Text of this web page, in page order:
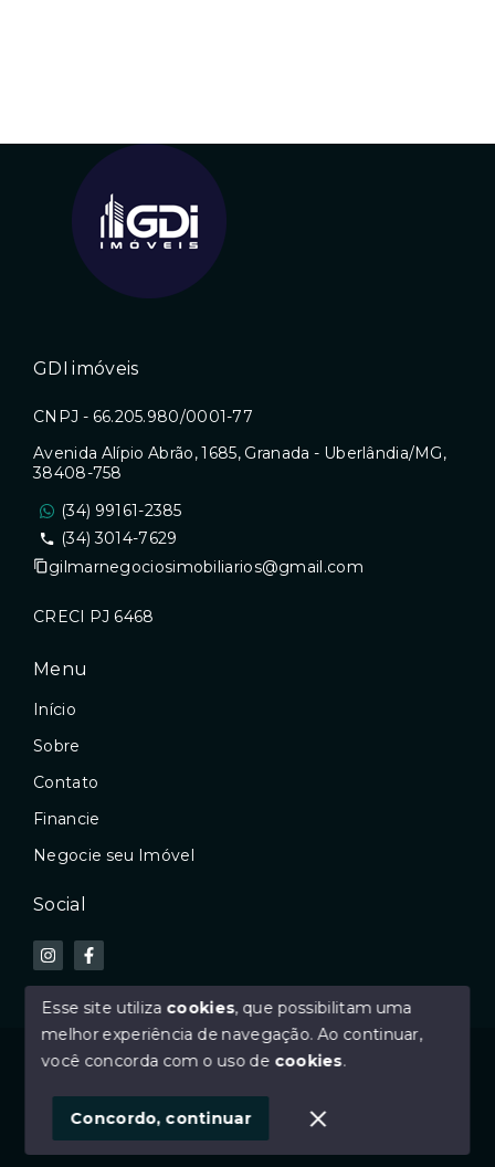
GDI imóveis
CNPJ - 66.205.980/0001-77
Avenida Alípio Abrão, 1685, Granada - Uberlândia/MG,
38408-758
(34) 99161-2385
(34) 3014-7629
gilmarnegociosimobiliarios@gmail.com
CRECI PJ 6468
Menu
Início
Sobre
Contato
Financie
Negocie seu Imóvel
Social
© Copyright 2026 - GDI imóveis - Todos os direitos
SITE PARA IMOBILIARIA
Esse site utiliza cookies, que possibilitam uma
melhor experiência de navegação.Ao continuar,
você concorda com o uso de cookies.
Concordo, continuar